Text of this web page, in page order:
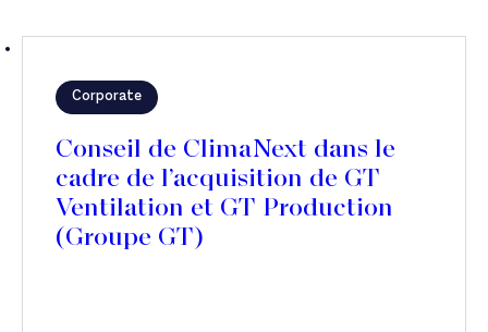
Corporate
Conseil de ClimaNext dans le
cadre de l’acquisition de GT
Ventilation et GT Production
(Groupe GT)